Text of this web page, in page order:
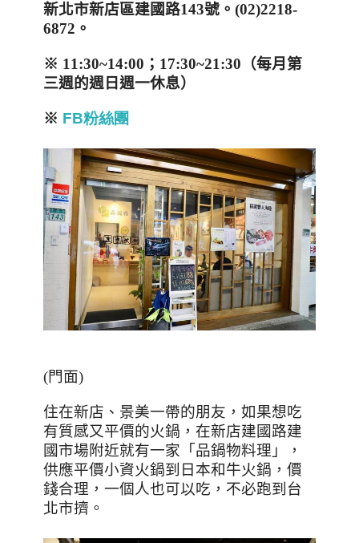
新北市新店區建國路143號 。 (02)2218-
6872 。
※ 11:30~14:00 ； 17:30~21:30 （每月第
三週的週日週一休息）
※ FB粉絲團
(門面)
住在新店、景美一帶的朋友，如果想吃
有質感又平價的火鍋，在新店建國路建
國市場附近就有一家「品鍋物料理」，
供應平價小資火鍋到日本和牛火鍋，價
錢合理，一個人也可以吃，不必跑到台
北市擠。